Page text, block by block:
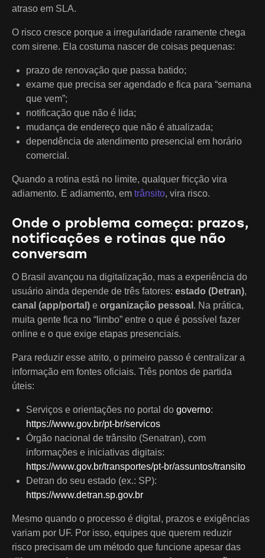
atraso em SLA.
O risco cresce porque a irregularidade raramente chega
com sirene. Ela costuma nascer de coisas pequenas:
prazo de renovação que passa batido;
exame que precisa ser agendado e fica para “semana
que vem”;
notificação que não é lida;
mudança de endereço que não é atualizada;
dependência de atendimento presencial em horário
comercial.
Quando a rotina está no limite, qualquer fricção vira
adiamento. E adiamento, em trânsito, vira risco.
Onde o problema começa: prazos,
notificações e rotinas que não
conversam
O Brasil avançou na digitalização, mas a experiência do
usuário ainda depende de três fatores: estado (Detran),
canal (app/portal) e organização pessoal . Na prática,
muita gente fica no “limbo” entre o que é possível fazer
online e o que exige etapas presenciais.
Para reduzir esse atrito, o primeiro passo é centralizar a
informação em fontes oficiais. Três pontos de partida
úteis:
Serviços e orientações no portal do governo:
https://www.gov.br/pt-br/servicos
Órgão nacional de trânsito (Senatran), com
informações e iniciativas digitais:
https://www.gov.br/transportes/pt-br/assuntos/transito
Detran do seu estado (ex.: SP):
https://www.detran.sp.gov.br
Mesmo quando o processo é digital, prazos e exigências
variam por UF. Por isso, equipes que querem reduzir
risco precisam de um método que funcione apesar das